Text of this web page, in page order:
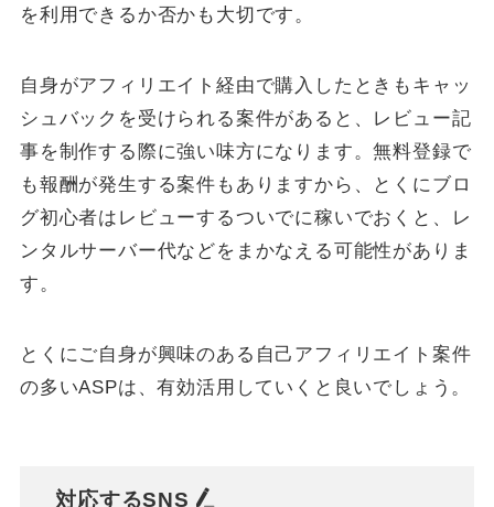
を利用できるか否かも大切です。
自身がアフィリエイト経由で購入したときもキャッ
シュバックを受けられる案件があると、レビュー記
事を制作する際に強い味方になります。無料登録で
も報酬が発生する案件もありますから、とくにブロ
グ初心者はレビューするついでに稼いでおくと、レ
ンタルサーバー代などをまかなえる可能性がありま
す。
とくにご自身が興味のある自己アフィリエイト案件
の多いASPは、有効活用していくと良いでしょう。
対応するSNS